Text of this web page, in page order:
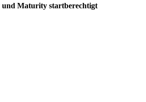
Maturity startberechtigt